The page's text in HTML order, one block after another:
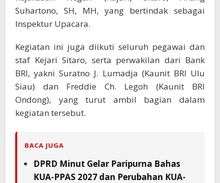
Suhartono, SH, MH, yang bertindak sebagai
Inspektur Upacara.
Kegiatan ini juga diikuti seluruh pegawai dan
staf Kejari Sitaro, serta perwakilan dari Bank
BRI, yakni Suratno J. Lumadja (Kaunit BRI Ulu
Siau) dan Freddie Ch. Legoh (Kaunit BRI
Ondong), yang turut ambil bagian dalam
kegiatan tersebut.
BACA JUGA
DPRD Minut Gelar Paripurna Bahas
KUA-PPAS 2027 dan Perubahan KUA-